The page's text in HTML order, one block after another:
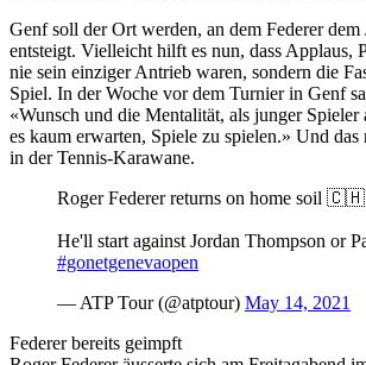
Genf soll der Ort werden, an dem Federer dem
entsteigt. Vielleicht hilft es nun, dass Applaus,
nie sein einziger Antrieb waren, sondern die
Spiel. In der Woche vor dem Turnier in Genf
«Wunsch und die Mentalität, als junger Spieler
es kaum erwarten, Spiele zu spielen.» Und das
in der Tennis-Karawane.
Roger Federer returns on home soil 🇨🇭
He'll start against Jordan Thompson or
#gonetgenevaopen
— ATP Tour (@atptour) May 14, 2021
Federer bereits geimpft